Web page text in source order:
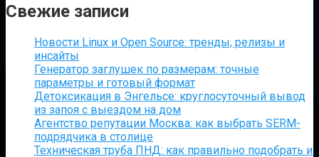
Свежие записи
Новости Linux и Open Source: тренды, релизы и
инсайты
Генератор заглушек по размерам: точные
параметры и готовый формат
Детоксикация в Энгельсе: круглосуточный вывод
из запоя с выездом на дом
Агентство репутации Москва: как выбрать SERM-
подрядчика в столице
Техническая труба ПНД: как правильно подобрать и